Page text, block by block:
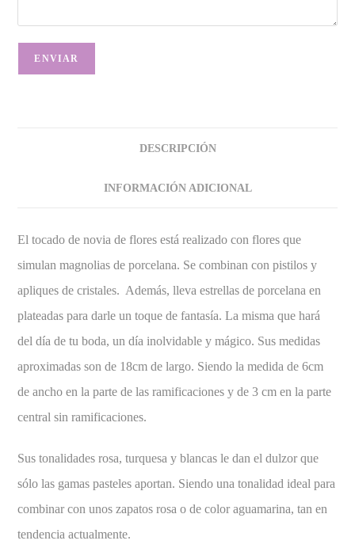
DESCRIPCIÓN
INFORMACIÓN ADICIONAL
El tocado de novia de flores está realizado con flores que
simulan magnolias de porcelana. Se combinan con pistilos y
apliques de cristales. Además, lleva estrellas de porcelana en
plateadas para darle un toque de fantasía. La misma que hará
del día de tu boda, un día inolvidable y mágico. Sus medidas
aproximadas son de 18cm de largo. Siendo la medida de 6cm
de ancho en la parte de las ramificaciones y de 3 cm en la parte
central sin ramificaciones.
Sus tonalidades rosa, turquesa y blancas le dan el dulzor que
sólo las gamas pasteles aportan. Siendo una tonalidad ideal para
combinar con unos zapatos rosa o de color aguamarina, tan en
tendencia actualmente.